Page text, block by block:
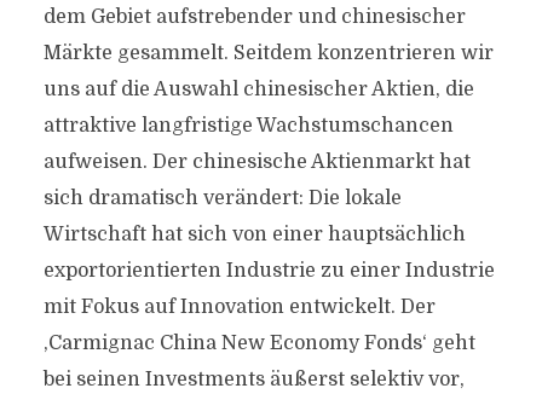
dem Gebiet aufstrebender und chinesischer
Märkte gesammelt. Seitdem konzentrieren wir
uns auf die Auswahl chinesischer Aktien, die
attraktive langfristige Wachstumschancen
aufweisen. Der chinesische Aktienmarkt hat
sich dramatisch verändert: Die lokale
Wirtschaft hat sich von einer hauptsächlich
exportorientierten Industrie zu einer Industrie
mit Fokus auf Innovation entwickelt. Der
,Carmignac China New Economy Fonds‘ geht
bei seinen Investments äußerst selektiv vor,